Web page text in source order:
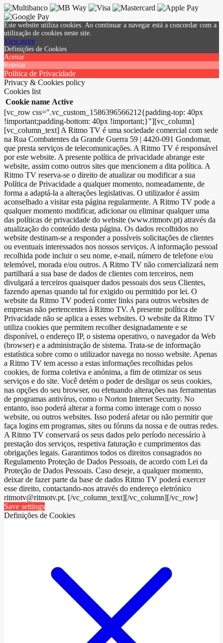
Este website utiliza cookies. Ao continuar a navegar está a concordar com a
utilização de cookies neste site.
View more
Definições de Cookies
Aceitar
Rejeitar
Política de Privacidade
Privacy & Cookies policy
Cookies list
Cookie name Active
[vc_row css=".vc_custom_1586396566212{padding-top: 40px
!important;padding-bottom: 40px !important;}"][vc_column]
[vc_column_text] A Ritmo TV é uma sociedade comercial com sede
na Rua Combatentes da Grande Guerra 59 | 4420-091 Gondomar,
que presta serviços de telecomunicações. A Ritmo TV é responsável
por este website. A presente política de privacidade abrange este
website, assim como outros sites que mencionem a dita política. A
Ritmo TV reserva-se o direito de atualizar ou modificar a sua
Política de Privacidade a qualquer momento, nomeadamente, de
forma a adaptá-la a alterações legislativas. O utilizador é assim
aconselhado a visitar esta página regularmente. A Ritmo TV pode a
qualquer momento modificar, adicionar ou eliminar qualquer uma
das políticas de privacidade do website (www.ritmotv.pt) através da
atualização do conteúdo desta página. Os dados recolhidos no
website destinam-se a responder a possíveis solicitações de clientes
ou eventuais interessados nos nossos serviços. A informação pessoal
recolhida pode incluir o seu nome, e-mail, número de telefone e/ou
telemóvel, morada e/ou outros. A Ritmo TV não comercializará nem
partilhará a sua base de dados de clientes com terceiros, nem
divulgará a terceiros quaisquer dados pessoais dos seus Clientes,
fazendo apenas quando tal for exigido ou permitido por lei. O
website da Ritmo TV poderá conter links para outros websites de
empresas não pertencentes à Ritmo TV. A presente política de
Privacidade não se aplica a esses websites. O website da Ritmo TV
utiliza cookies que permitem recolher designadamente e se
disponível, o endereço IP, o sistema operativo, o navegador da Web
(browser) e a administração de sistema. Trata-se de informação
estatística sobre como o utilizador navega no nosso website. Apenas
a Ritmo TV tem acesso a estas informações recolhidas pelos
cookies, de forma coletiva e anónima, a fim de otimizar os seus
serviços e do site. Você detém o poder de desligar os seus cookies,
nas opções do seu browser, ou efetuando alterações nas ferramentas
de programas antivírus, como o Norton Internet Security. No
entanto, isso poderá alterar a forma como interage com o nosso
website, ou outros websites. Isso poderá afetar ou não permitir que
faça logins em programas, sites ou fóruns da nossa e de outras redes.
A Ritmo TV conservará os seus dados pelo período necessário à
prestação dos serviços, respetiva faturação e cumprimentos das
obrigações legais. Garantimos todos os direitos consagrados no
Regulamento Proteção de Dados Pessoais, de acordo com Lei da
Proteção de Dados Pessoais. Caso deseje, a qualquer momento,
deixar de fazer parte da base de dados Ritmo TV poderá exercer
esse direito, contactando-nos através do endereço eletrónico
ritmotv@ritmotv.pt. [/vc_column_text][/vc_column][/vc_row]
Save settings
Definições de Cookies